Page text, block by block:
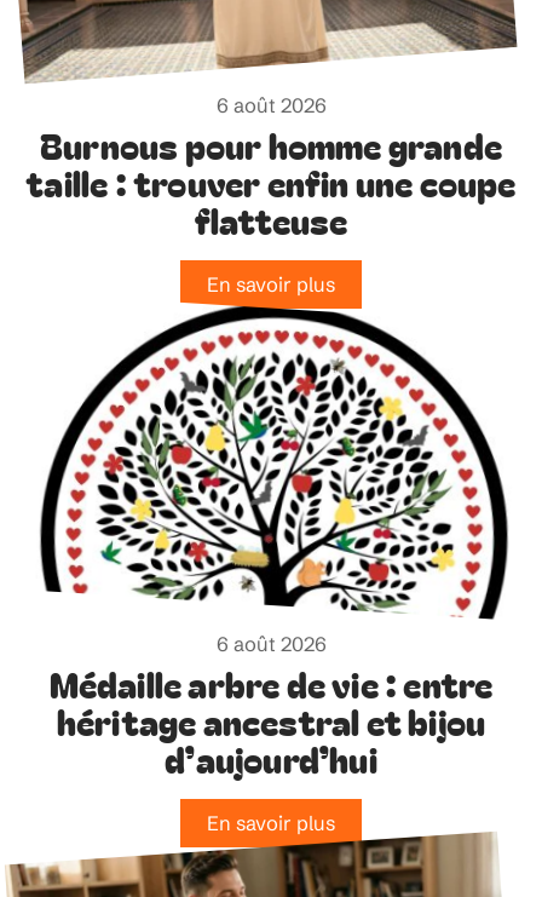
6 août 2026
Burnous pour homme grande
taille : trouver enfin une coupe
flatteuse
En savoir plus
6 août 2026
Médaille arbre de vie : entre
héritage ancestral et bijou
d’aujourd’hui
En savoir plus